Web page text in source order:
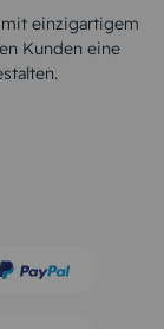
einzigartigem
Kunden eine